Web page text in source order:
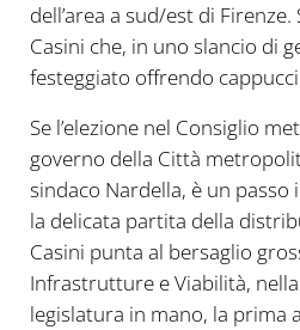
dell’area a sud/est di
Casini che, in uno slancio di
festeggiato offrendo
Se l’elezione nel Consiglio
governo della Città
sindaco Nardella, è un
la delicata partita della
Casini punta al bersaglio
Infrastrutture e Viabilità,
legislatura in mano, la prima